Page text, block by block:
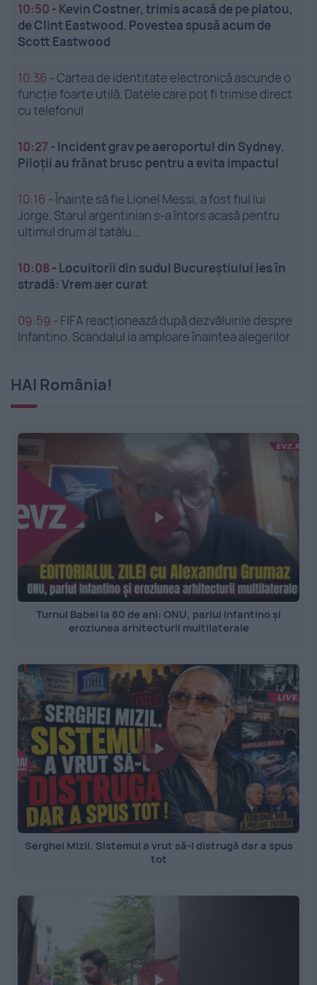
10:50 - Kevin Costner, trimis acasă de pe platou,
de Clint Eastwood. Povestea spusă acum de
Scott Eastwood
10:36 -Cartea de identitate electronică ascunde o
funcție foarte utilă. Datele care pot fi trimise direct
cu telefonul
10:27 - Incident grav pe aeroportul din Sydney.
Piloții au frânat brusc pentru a evita impactul
10:16 -Înainte să fie Lionel Messi, a fost fiul lui
Jorge. Starul argentinian s-a întors acasă pentru
ultimul drum al tatălu...
10:08 - Locuitorii din sudul Bucureștiului ies în
stradă: Vrem aer curat
09:59 - FIFA reacționează după dezvăluirile despre
Infantino. Scandalul ia amploare înaintea alegerilor
HAI România!
Turnul Babel la 80 de ani: ONU, pariul Infantino și
eroziunea arhitecturii multilaterale
Serghei Mizil. Sistemul a vrut să-l distrugă dar a spus
tot